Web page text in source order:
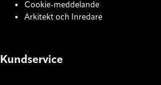
Cookie-meddelande
Arkitekt och Inredare
Kundservice